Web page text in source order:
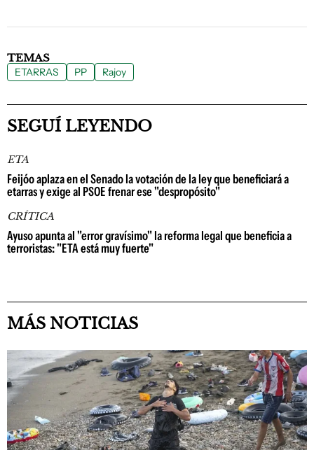
TEMAS
ETARRAS PP Rajoy
SEGUÍ LEYENDO
ETA
Feijóo aplaza en el Senado la votación de la ley que beneficiará a
etarras y exige al PSOE frenar ese "despropósito"
CRÍTICA
Ayuso apunta al "error gravísimo" la reforma legal que beneficia a
terroristas: "ETA está muy fuerte"
MÁS NOTICIAS